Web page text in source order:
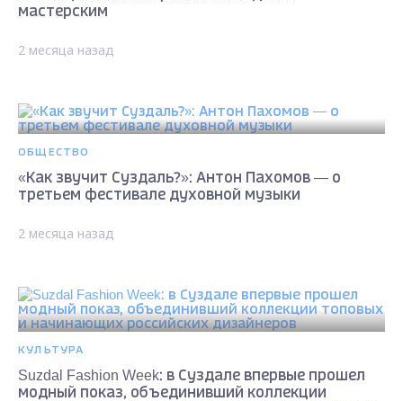
мастерским
2 месяца назад
ОБЩЕСТВО
«Как звучит Суздаль?»: Антон Пахомов — о
третьем фестивале духовной музыки
2 месяца назад
КУЛЬТУРА
Suzdal Fashion Week: в Суздале впервые прошел
модный показ, объединивший коллекции